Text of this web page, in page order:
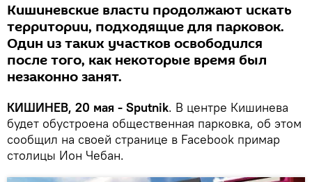
Кишиневские власти продолжают искать
территории, подходящие для парковок.
Один из таких участков освободился
после того, как некоторые время был
незаконно занят.
КИШИНЕВ, 20 мая - Sputnik. В центре Кишинева
будет обустроена общественная парковка, об этом
сообщил на своей странице в Facebook примар
столицы Ион Чебан.